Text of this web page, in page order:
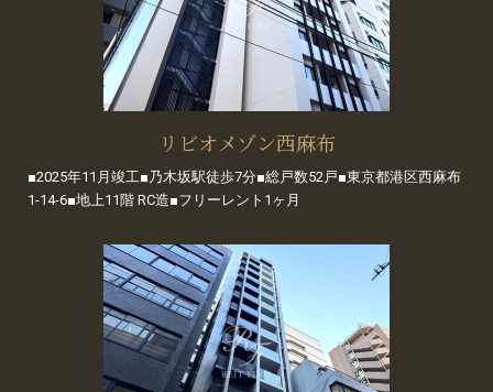
リビオメゾン西麻布
■2025年11月竣工■乃木坂駅徒歩7分■総戸数52戸■東京都港区西麻布
1-14-6■地上11階 RC造■フリーレント1ヶ月